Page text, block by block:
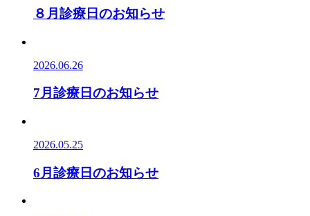
８月診療日のお知らせ
2026.06.26
7月診療日のお知らせ
2026.05.25
6月診療日のお知らせ